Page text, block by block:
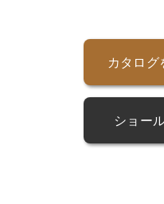
カタログ
ショー